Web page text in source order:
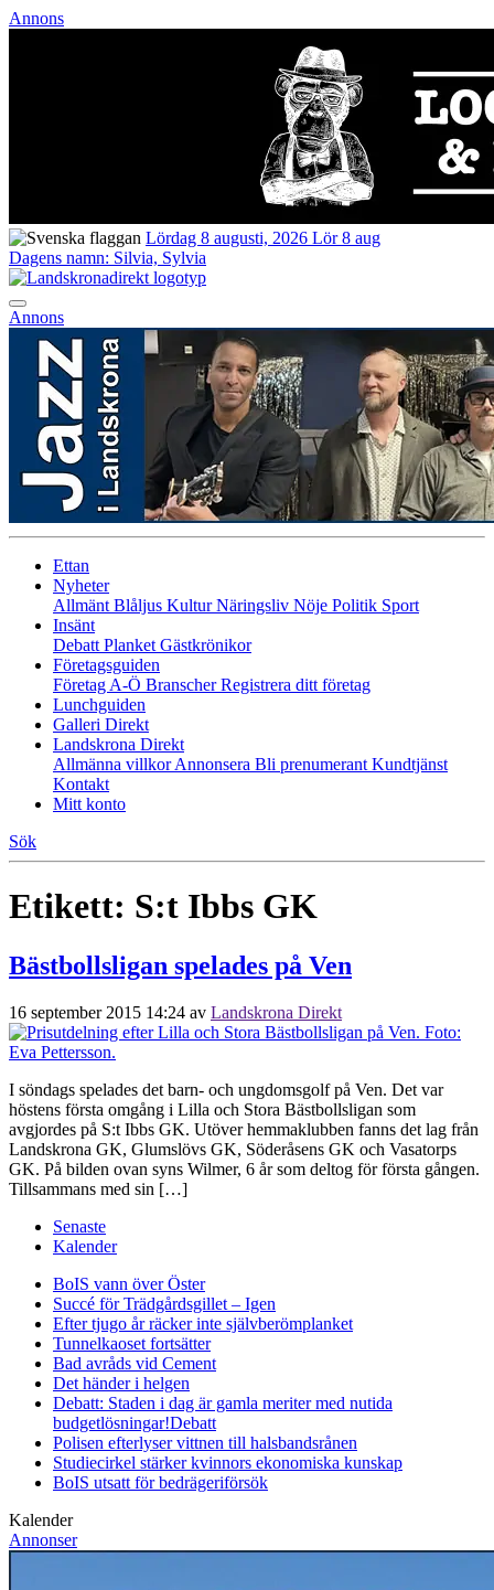
Annons
Lördag 8 augusti, 2026 Lör 8 aug
Dagens namn: Silvia, Sylvia
Annons
Ettan
Nyheter
Allmänt Blåljus KulturNäringsliv Nöje Politik Sport
Insänt
Debatt Planket Gästkrönikor
Företagsguiden
Företag A-Ö BranscherRegistrera ditt företag
Lunchguiden
Galleri Direkt
Landskrona Direkt
Allmänna villkorAnnonsera Bli prenumerant Kundtjänst
Kontakt
Mitt konto
Sök
Etikett: S:t Ibbs GK
Bästbollsligan spelades på Ven
16 september 2015 14:24 av Landskrona Direkt
I söndags spelades det barn- och ungdomsgolf på Ven. Det var
höstens första omgång i Lilla och Stora Bästbollsligan som
avgjordes på S:t Ibbs GK. Utöver hemmaklubben fanns det lag från
Landskrona GK, Glumslövs GK, Söderåsens GK och Vasatorps
GK. På bilden ovan syns Wilmer, 6 år som deltog för första gången.
Tillsammans med sin […]
Senaste
Kalender
BoIS vann över Öster
Succé för Trädgårdsgillet – Igen
Efter tjugo år räcker inte självberömplanket
Tunnelkaoset fortsätter
Bad avråds vid Cement
Det händer i helgen
Debatt: Staden i dag är gamla meriter med nutida
budgetlösningar!Debatt
Polisen efterlyser vittnen till halsbandsrånen
Studiecirkel stärker kvinnors ekonomiska kunskap
BoIS utsatt för bedrägeriförsök
Kalender
Annonser